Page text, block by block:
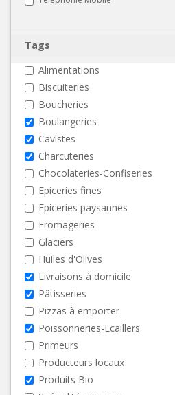
Tags
Alimentations
Biscuiteries
Boucheries
Boulangeries
Cavistes
Charcuteries
Chocolateries-Confiseries
Epiceries fines
Epiceries paysannes
Fromageries
Glaciers
Huiles d'Olives
Livraisons à domicile
Pâtisseries
Pizzas à emporter
Poissonneries-Ecaillers
Primeurs
Producteurs locaux
Produits Bio